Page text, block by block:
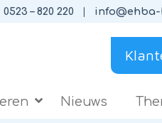
0523 – 820 220
Nieuws